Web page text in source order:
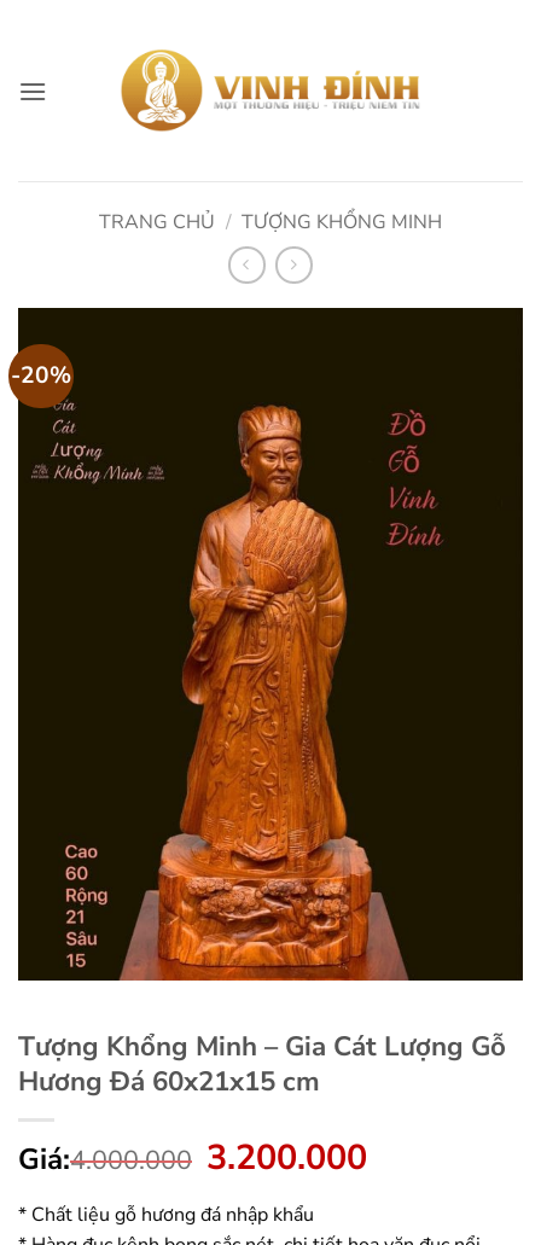
TRANG CHỦ / TƯỢNG KHỔNG MINH
-20%
Tượng Khổng Minh – Gia Cát Lượng Gỗ
Hương Đá 60x21x15 cm
Giá:4.000.000 Giá
gốc
là:
3.200.000
* Chất liệu gỗ hương đá nhập khẩu